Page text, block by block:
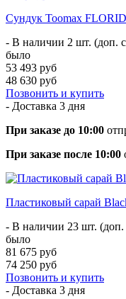
Сундук Toomax
- В наличии 2 шт. (доп.
было
53 493 руб
48 630 руб
Позвонить и купить
- Доставка 3 дня
При заказе до 10:00
При заказе после 10:00
Пластиковый сарай
- В наличии 23 шт. (доп.
было
81 675 руб
74 250 руб
Позвонить и купить
- Доставка 3 дня